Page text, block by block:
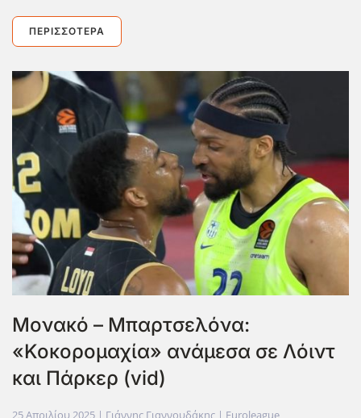
ΠΕΡΙΣΣΌΤΕΡΑ
Μονακό – Μπαρτσελόνα:
«Κοκορομαχία» ανάμεσα σε Λόιντ
και Πάρκερ (vid)
25 Απριλίου 2025 | Γιάννης Γιαννουδάκης | Euroleague